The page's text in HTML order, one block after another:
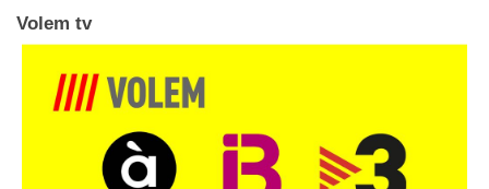
Volem tv